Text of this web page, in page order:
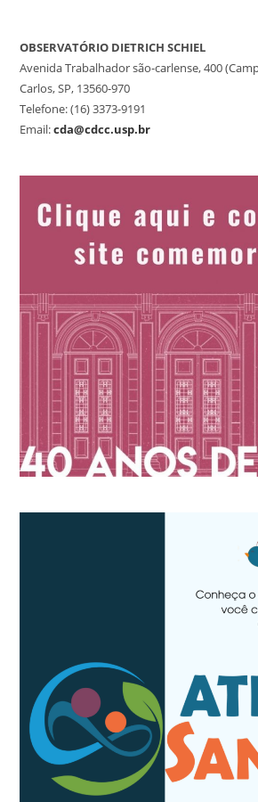
OBSERVATÓRIO DIETRICH SCHIEL
Avenida Trabalhador são-carlense, 400
Carlos, SP, 13560-970
Telefone: (16) 3373-9191
Email:cda@cdcc.usp.br